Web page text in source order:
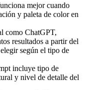
mejor cuando
y paleta de color en
como ChatGPT,
resultados a partir del
según el tipo de
incluye tipo de
y nivel de detalle del